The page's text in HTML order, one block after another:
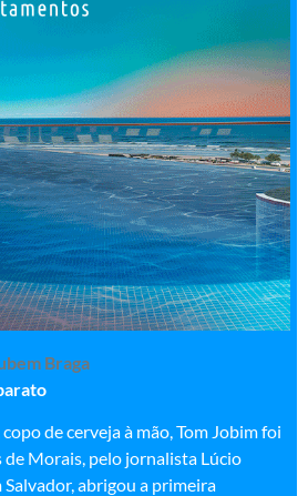
copo de cerveja à mão, Tom Jobim foi
Morais, pelo jornalista Lúcio
Salvador, abrigou a primeira